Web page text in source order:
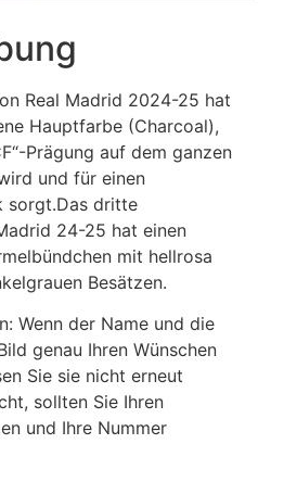
Real Madrid 2024-25 hat
Hauptfarbe (Charcoal),
Prägung auf dem ganzen
und für einen
sorgt.Das dritte
24-25 hat einen
mit hellrosa
Besätzen.
Wenn der Name und die
genau Ihren Wünschen
Sie sie nicht erneut
sollten Sie Ihren
und Ihre Nummer